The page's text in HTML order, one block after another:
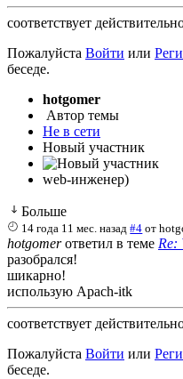
соответствует
Пожалуйста Войти или
беседе.
hotgomer
Автор темы
Не в сети
Новый участник
web-инженер)
Больше
14 года 11 мес. назад #4 от
hotgomerответил в теме Re:
разобрался!
шикарно!
использую Apach-itk
соответствует
Пожалуйста Войти или
беседе.